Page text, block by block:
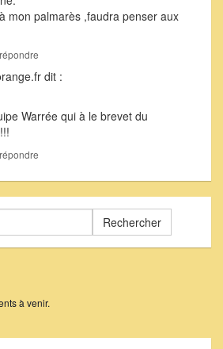
mon palmarès ,faudra penser aux
dit :
Warrée qui à le brevet du
à venir.